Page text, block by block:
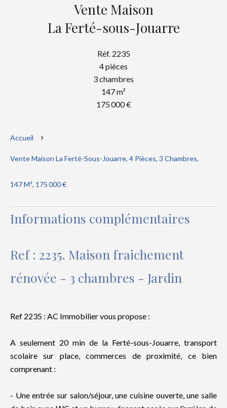
Vente Maison
La Ferté-sous-Jouarre
Réf. 2235
4 pièces
3 chambres
147 m²
175 000 €
Accueil
Vente Maison La Ferté-Sous-Jouarre, 4 Pièces, 3 Chambres,
147 M², 175 000 €
Informations complémentaires
Ref : 2235. Maison fraichement
rénovée - 3 chambres - Jardin
Ref 2235 : AC Immobilier vous propose :
A seulement 20 min de la Ferté-sous-Jouarre, transport
scolaire sur place, commerces de proximité, ce bien
comprenant :
- Une entrée sur salon/séjour, une cuisine ouverte, une salle